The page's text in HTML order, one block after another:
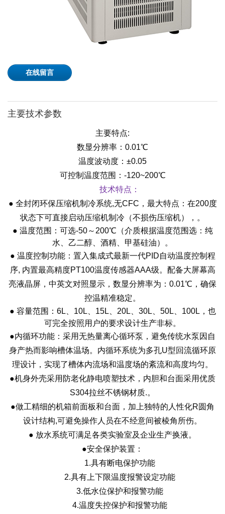
在线留言
主要技术参数
主要特点:
数显分辨率：0.01℃
温度波动度：±0.05
可控制温度范围：-120~200℃
技术特点：
● 全封闭环保压缩机制冷系统,无CFC，最大特点：在200度
状态下可直接启动压缩机制冷（不损伤压缩机），。
● 温度范围：可选-50～200℃（介质根据温度范围选：纯
水、乙二醇、酒精、甲基硅油）。
● 温度控制功能：置入集成式最新一代PID自动温度控制程
序, 内置最高精度PT100温度传感器AAA级。配备大屏幕高
亮液晶屏，中英文对照显示，数显分辨率为：0.01℃，确保
控温精准稳定。
● 容量范围：6L、 10L、15L、20L、30L、50L、100L ，也
可完全按照用户的要求设计生产非标。
●内循环功能：采用无热量离心循环泵，避免传统水泵因自
身产热而影响槽体温场。内循环系统为多孔U型回流循环原
理设计，实现了槽体内流场和温度场的紊流和高度均匀。
●机身外壳采用防老化静电喷塑技术，内胆和台面采用优质
S304拉丝不锈钢材质.。
●做工精细的机箱前面板和台面，加上独特的人性化R圆角
设计结构,可避免操作人员在不经意间被棱角所伤。
● 放水系统可满足各类实验室及企业生产换液。
●安全保护装置：
1.具有断电保护功能
2.具有上下限温度报警设定功能
3.低水位保护和报警功能
4.温度失控保护和报警功能